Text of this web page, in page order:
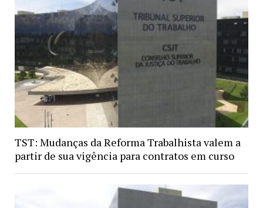
TST: Mudanças da Reforma Trabalhista valem a
partir de sua vigência para contratos em curso